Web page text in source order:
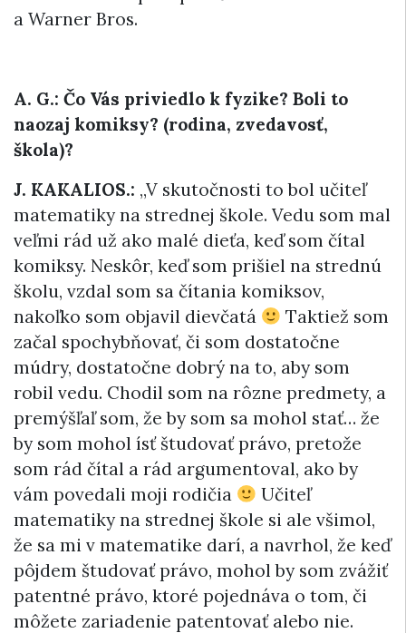
a Warner Bros.
A. G.: Čo Vás priviedlo k fyzike? Boli to
naozaj komiksy? (rodina, zvedavosť,
škola)?
J. KAKALIOS.: „V skutočnosti to bol učiteľ
matematiky na strednej škole. Vedu som mal
veľmi rád už ako malé dieťa, keď som čítal
komiksy. Neskôr, keď som prišiel na strednú
školu, vzdal som sa čítania komiksov,
nakoľko som objavil dievčatá
Taktiež som
začal spochybňovať, či som dostatočne
múdry, dostatočne dobrý na to, aby som
robil vedu. Chodil som na rôzne predmety, a
premýšľaľ som, že by som sa mohol stať… že
by som mohol ísť študovať právo, pretože
som rád čítal a rád argumentoval, ako by
vám povedali moji rodičia
Učiteľ
matematiky na strednej škole si ale všimol,
že sa mi v matematike darí, a navrhol, že keď
pôjdem študovať právo, mohol by som zvážiť
patentné právo, ktoré pojednáva o tom, či
môžete zariadenie patentovať alebo nie.